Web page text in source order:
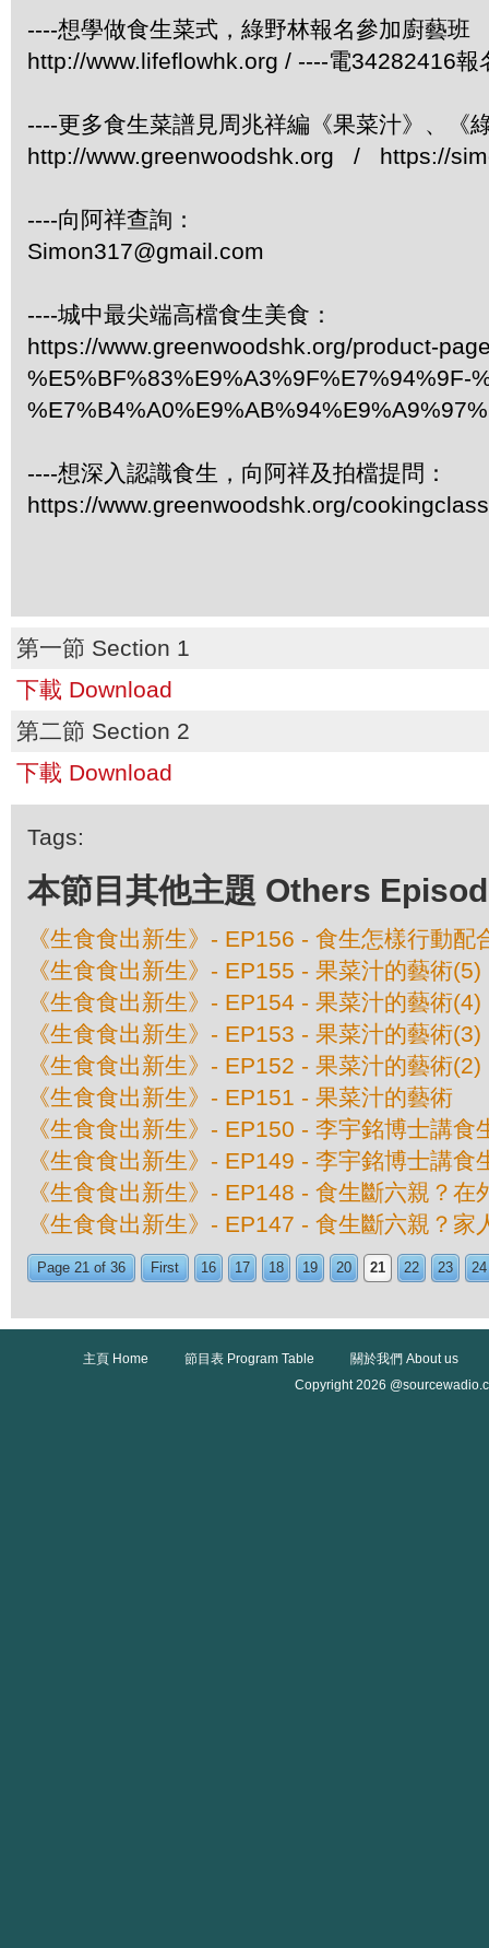
----想學做食生菜式，綠野林報名參加廚藝班
http://www.lifeflowhk.org / ----電34282416報
----更多食生菜譜見周兆祥編《果菜汁》、《
http://www.greenwoodshk.org / https://
----向阿祥查詢：
Simon317@gmail.com
----城中最尖端高檔食生美食：
https://www.greenwoodshk.org/product-
%E5%BF%83%E9%A3%9F%E7%94%9F-
----想深入認識食生，向阿祥及拍檔提問：
https://www.greenwoodshk.org/
第一節 Section 1
下載 Download
第二節 Section 2
下載 Download
Tags:
本節目其他主題 Others
《生食食出新生》- EP156 - 食生怎樣行動配
《生食食出新生》- EP155 - 果菜汁的藝術
《生食食出新生》- EP154 - 果菜汁的藝術
《生食食出新生》- EP153 - 果菜汁的藝術
《生食食出新生》- EP152 - 果菜汁的藝術
《生食食出新生》- EP151 - 果菜汁的藝術
《生食食出新生》- EP150 - 李宇銘博士講食
《生食食出新生》- EP149 - 李宇銘博士講食
《生食食出新生》- EP148 - 食生斷六親？在
《生食食出新生》- EP147 - 食生斷六親？家
Page 21 of 36 First 16 17 18 19 20 21 22 23 24
主頁 Home 節目表 Program Table
關於我們 About us
Copyright 2026